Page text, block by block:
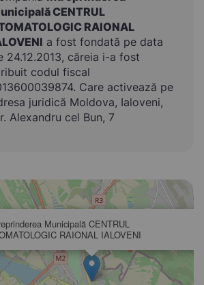
CENTRUL
RAIONAL
a fost fondată pe data
24.12.2013, căreia i-a fost
codul fiscal
Care activează pe
juridică Moldova, Ialoveni,
Alexandru cel Bun, 7
Municipală CENTRUL
RAIONAL IALOVENI